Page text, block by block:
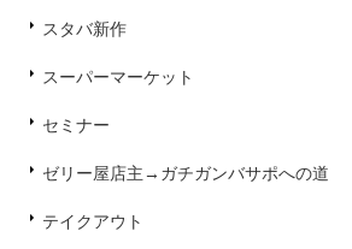
スタバ新作
スーパーマーケット
セミナー
ゼリー屋店主→ガチガンバサポへの道
テイクアウト